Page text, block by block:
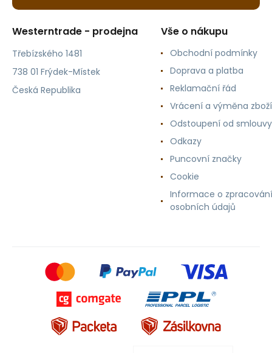
Westerntrade - prodejna
Třebízského 1481
738 01 Frýdek-Místek
Česká Republika
Vše o nákupu
Obchodní podmínky
Doprava a platba
Reklamační řád
Vrácení a výměna zboží
Odstoupení od smlouvy
Odkazy
Puncovní značky
Cookie
Informace o zpracování
osobních údajů